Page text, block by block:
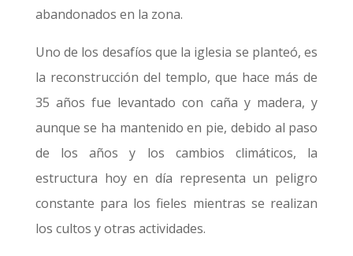
abandonados en la zona.
Uno de los desafíos que la iglesia se planteó, es
la reconstrucción del templo, que hace más de
35 años fue levantado con caña y madera, y
aunque se ha mantenido en pie, debido al paso
de los años y los cambios climáticos, la
estructura hoy en día representa un peligro
constante para los fieles mientras se realizan
los cultos y otras actividades.